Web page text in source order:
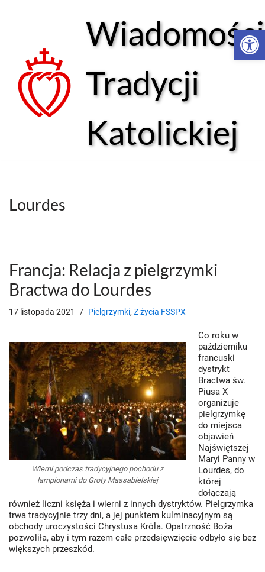
treści
Wiadomości
Tradycji
Katolickiej
Lourdes
Francja: Relacja z pielgrzymki
Bractwa do Lourdes
17 listopada 2021 Pielgrzymki, Z życia FSSPX
Wierni podczas tradycyjnego pochodu z
lampionami do Groty Massabielskiej
Co roku w
październiku
francuski
dystrykt
Bractwa św.
Piusa X
organizuje
pielgrzymkę
do miejsca
objawień
Najświętszej
Maryi Panny w
Lourdes, do
której
dołączają
również liczni księża i wierni z innych dystryktów. Pielgrzymka
trwa tradycyjnie trzy dni, a jej punktem kulminacyjnym są
obchody uroczystości Chrystusa Króla. Opatrzność Boża
pozwoliła, aby i tym razem całe przedsięwzięcie odbyło się bez
większych przeszkód.